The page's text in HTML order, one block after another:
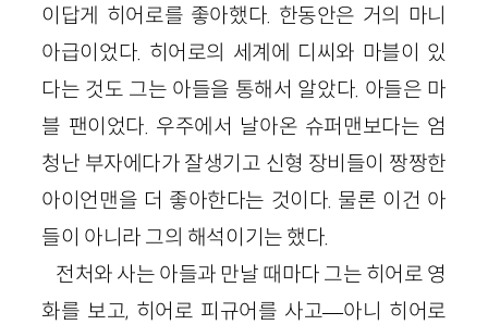
이답게 히어로를 좋아했다. 한동안은 거의 마니
아급이었다. 히어로의 세계에 디씨와 마블이 있
다는 것도 그는 아들을 통해서 알았다. 아들은 마
블 팬이었다. 우주에서 날아온 슈퍼맨보다는 엄
청난 부자에다가 잘생기고 신형 장비들이 짱짱한
아이언맨을 더 좋아한다는 것이다. 물론 이건 아
들이 아니라 그의 해석이기는 했다.
전처와 사는 아들과 만날 때마다 그는 히어로 영
화를 보고, 히어로 피규어를 사고—아니 히어로